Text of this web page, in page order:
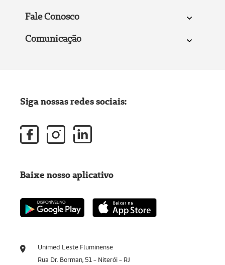
Fale Conosco
Comunicação
Unimed Leste Fluminense
Rua Dr. Borman, 51 - Niterói - RJ
Siga nossas redes sociais:
Baixe nosso aplicativo